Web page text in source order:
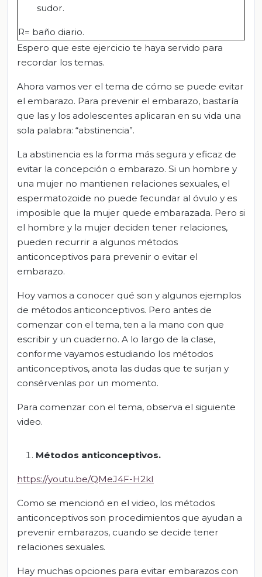
sudor.
R= baño diario.
Espero que este ejercicio te haya servido para
recordar los temas.
Ahora vamos ver el tema de cómo se puede evitar
el embarazo. Para prevenir el embarazo, bastaría
que las y los adolescentes aplicaran en su vida una
sola palabra: “abstinencia”.
La abstinencia es la forma más segura y eficaz de
evitar la concepción o embarazo. Si un hombre y
una mujer no mantienen relaciones sexuales, el
espermatozoide no puede fecundar al óvulo y es
imposible que la mujer quede embarazada. Pero si
el hombre y la mujer deciden tener relaciones,
pueden recurrir a algunos métodos
anticonceptivos para prevenir o evitar el
embarazo.
Hoy vamos a conocer qué son y algunos ejemplos
de métodos anticonceptivos. Pero antes de
comenzar con el tema, ten a la mano con que
escribir y un cuaderno. A lo largo de la clase,
conforme vayamos estudiando los métodos
anticonceptivos, anota las dudas que te surjan y
consérvenlas por un momento.
Para comenzar con el tema, observa el siguiente
video.
Métodos anticonceptivos.
https://youtu.be/QMeJ4F-H2kI
Como se mencionó en el video, los métodos
anticonceptivos son procedimientos que ayudan a
prevenir embarazos, cuando se decide tener
relaciones sexuales.
Hay muchas opciones para evitar embarazos con